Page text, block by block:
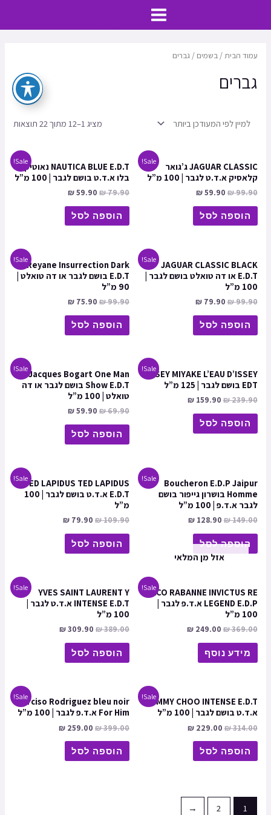
MAIN
MENU
עמוד הבית/בשמים / גברים
גברים
מציג 1–12 מתוך 22 תוצאות
Sale!
JAGUAR CLASSIC ג’גואר
קלאסיק א.ד.ט לגבר | 100 מ”ל
₪99.90
₪59.90
הוספה לסל
Sale!
NAUTICA BLUE E.D.T נאוטיקה
בלו א.ד.ט בושם לגבר | 100 מ”ל
₪79.90
₪59.90
הוספה לסל
Sale! JAGUAR CLASSIC BLACK
E.D.T או דה טואלט בושם לגבר |
100 מ”ל
₪99.90
₪79.90
הוספה לסל
Sale!Reyane Insurrection Dark
E.D.T בושם לגבר או דה טואלט |
90 מ”ל
₪99.90
₪ 75.90
הוספה לסל
Sale!
ISSEY MIYAKE L’EAU D’ISSEY
EDT בושם לגבר | 125 מ”ל
₪239.90
₪159.90
הוספה לסל
Sale!Jacques Bogart One Man
Show E.D.T בושם לגבר או דה
טואלט | 100 מ”ל
₪69.90
₪59.90
הוספה לסל
Sale!
Boucheron E.D.P Jaipur
Homme בושרון גייפור בושם
לגבר א.ד.פ | 100 מ”ל
₪149.00
₪128.90
הוספה לסל
Sale!TED LAPIDUS TED LAPIDUS
E.D.T א.ד.ט בושם לגבר | 100
מ”ל
₪109.90
₪ 79.90
הוספה לסל
Sale!
אזל מן המלאי
PACO RABANNE INVICTUS RE
LEGEND E.D.P א.ד.פ לגבר |
100 מ”ל
₪369.00
₪249.00
מידע נוסף
Sale!
YVES SAINT LAURENT Y
INTENSE E.D.T א.ד.ט לגבר |
100 מ”ל
₪389.00
₪309.90
הוספה לסל
Sale!JIMMY CHOO INTENSE E.D.T
א.ד.ט בושם לגבר | 100 מ”ל
₪314.00
₪229.00
הוספה לסל
Sale!
Narciso Rodriguez bleu noir
For Him א.ד.פ לגבר | 100 מ”ל
₪399.00
₪ 259.00
הוספה לסל
1
2
←